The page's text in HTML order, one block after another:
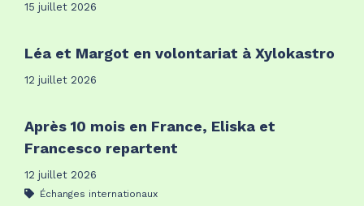
15 juillet 2026
Léa et Margot en volontariat à Xylokastro
12 juillet 2026
Après 10 mois en France, Eliska et
Francesco repartent
12 juillet 2026
Échanges internationaux